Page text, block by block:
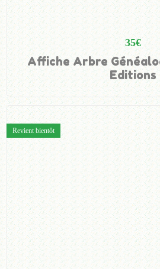
35€
Affiche Arbre
Editions
Revient bientôt